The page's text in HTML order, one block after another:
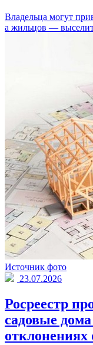
Владельца могут
а жильцов —
Источник фото
23.07.2026
Росреестр
садовые
отклонениях